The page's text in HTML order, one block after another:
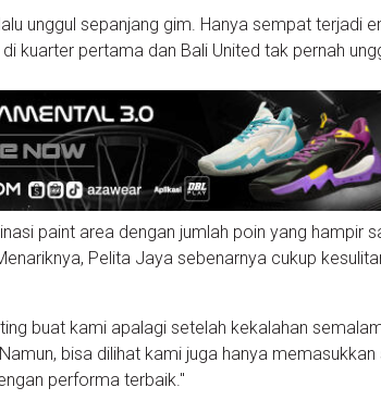
unggul sepanjang gim. Hanya sempat terjadi
kuarter pertama dan Bali United tak pernah
paint area dengan jumlah poin yang hampir
Pelita Jaya sebenarnya cukup
buat kami apalagi setelah kekalahan
bisa dilihat kami juga hanya
performa terbaik."